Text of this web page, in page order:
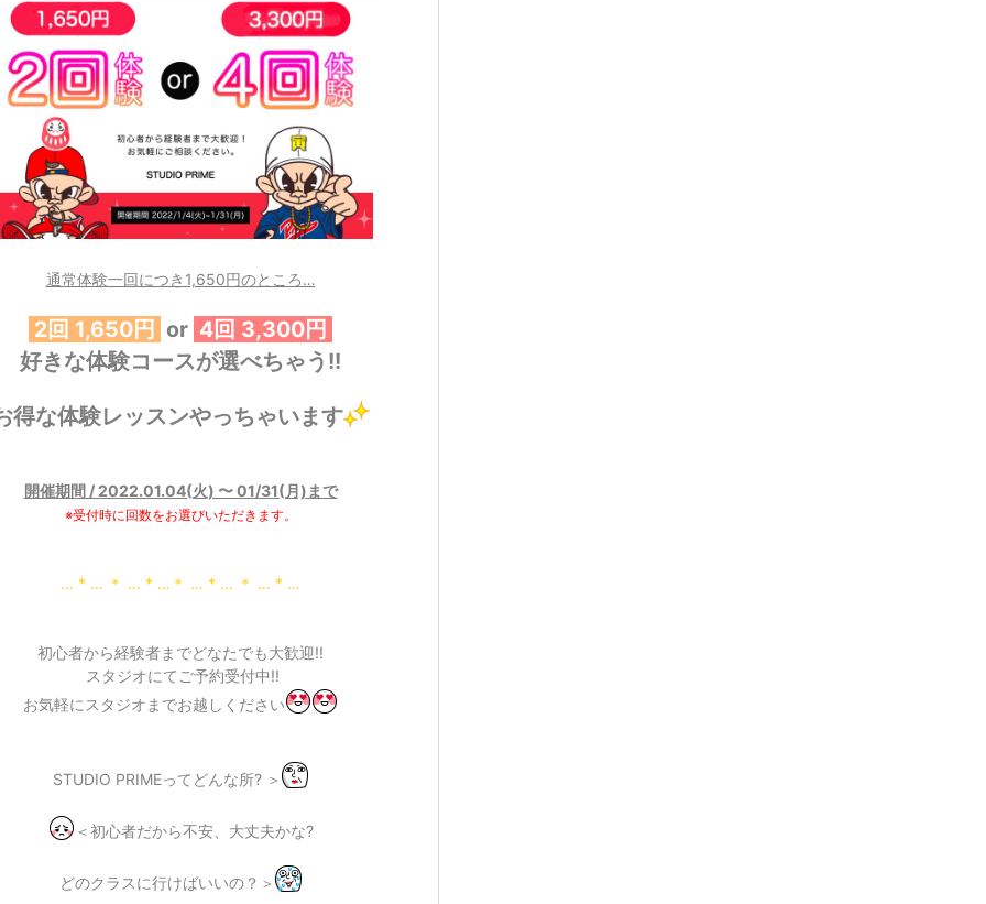
通常体験一回につき1,650円のところ…
2回 1,650円 or 4回 3,300円
好きな体験コースが選べちゃう!!
得な体験レッスンやっちゃいます
開催期間 / 2022.01.04(火) 〜 01/31(月)まで
※受付時に回数をお選びいただきます。
… * … ＊ … * …＊ … * … ＊ … * …
初心者から経験者までどなたでも大歓迎!!
スタジオにてご予約受付中!!
お気軽にスタジオまでお越しください
STUDIO PRIMEってどんな所? ＞
＜初心者だから不安、大丈夫かな?
どのクラスに行けばいいの？＞